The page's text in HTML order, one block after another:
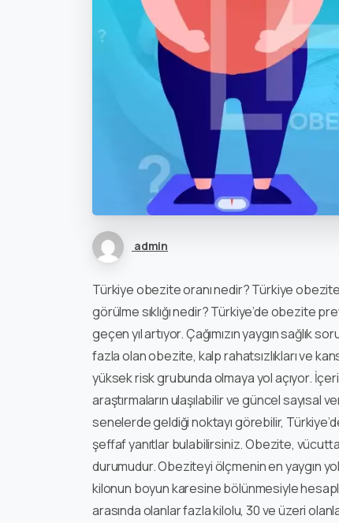
admin
Türkiye obezite oranı nedir? Türkiye obezite
görülme sıklığı nedir? Türkiye’de obezite
geçen yıl artıyor. Çağımızın yaygın sağlık
fazla olan obezite, kalp rahatsızlıkları ve
yüksek risk grubunda olmaya yol açıyor.
araştırmaların ulaşılabilir ve güncel
senelerde geldiği noktayı görebilir,
şeffaf yanıtlar bulabilirsiniz. Obezite,
durumudur. Obeziteyi ölçmenin en yaygın
kilonun boyun karesine bölünmesiyle
arasında olanlar fazla kilolu, 30 ve üzeri